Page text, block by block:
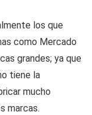
los que
como Mercado
grandes; ya que
tiene la
mucho
marcas.